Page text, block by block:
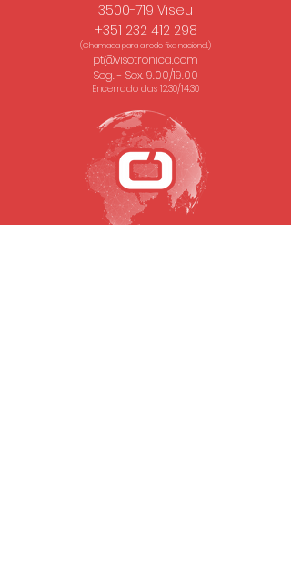
3500-719 Viseu
+351 232 412 298
(Chamada para a rede fixa nacional.)
pt@visotronica.com
Seg. - Sex. 9.00/19.00
Encerrado das 12.30/14.30